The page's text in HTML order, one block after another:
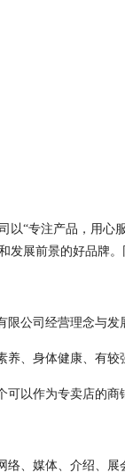
以“专注产品，用心
发展前景的好品牌
限公司经营理念与发
养、身体健康、有较
可以作为专卖店的商
络、媒体、介绍、展